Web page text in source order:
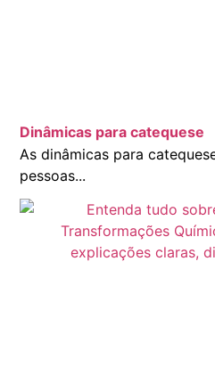
Dinâmicas para catequese
As dinâmicas para
pessoas...